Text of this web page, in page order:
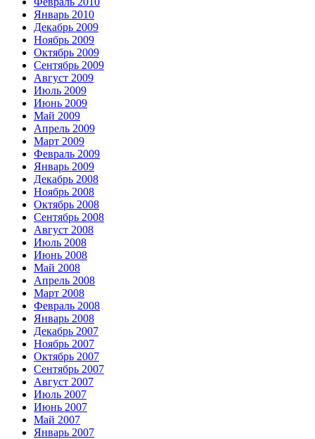
Январь 2010
Декабрь 2009
Ноябрь 2009
Октябрь 2009
Сентябрь 2009
Август 2009
Июль 2009
Июнь 2009
Май 2009
Апрель 2009
Март 2009
Февраль 2009
Январь 2009
Декабрь 2008
Ноябрь 2008
Октябрь 2008
Сентябрь 2008
Август 2008
Июль 2008
Июнь 2008
Май 2008
Апрель 2008
Март 2008
Февраль 2008
Январь 2008
Декабрь 2007
Ноябрь 2007
Октябрь 2007
Сентябрь 2007
Август 2007
Июль 2007
Июнь 2007
Май 2007
Январь 2007